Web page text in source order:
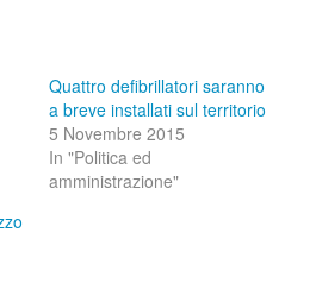
Quattro defibrillatori saranno
a breve installati sul territorio
5 Novembre 2015
In "Politica ed
amministrazione"